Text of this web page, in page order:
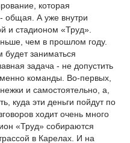
которая
общая. А уже внутри
и стадионом «Труд».
чем в прошлом году.
заниматься
задача - не допустить
команды. Во-первых,
и самостоятельно, а,
куда эти деньги пойдут по
ходит очень много
«Труд» собираются
в Карелах. И на